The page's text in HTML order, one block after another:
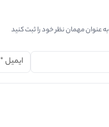
به عنوان مهمان نظر خود را ثبت کنید
ایمیل*